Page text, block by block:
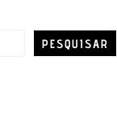
PESQUISAR